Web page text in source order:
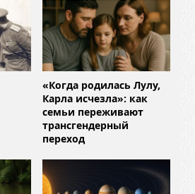
«Когда родилась Лулу,
Карла исчезла»: как
семьи переживают
трансгендерный
переход